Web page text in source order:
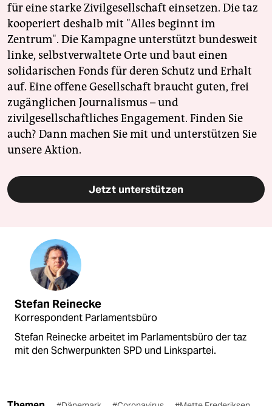
für eine starke Zivilgesellschaft einsetzen. Die taz
kooperiert deshalb mit "Alles beginnt im
Zentrum". Die Kampagne unterstützt bundesweit
linke, selbstverwaltete Orte und baut einen
solidarischen Fonds für deren Schutz und Erhalt
auf. Eine offene Gesellschaft braucht guten, frei
zugänglichen Journalismus – und
zivilgesellschaftliches Engagement. Finden Sie
auch? Dann machen Sie mit und unterstützen Sie
unsere Aktion.
Jetzt unterstützen
Stefan Reinecke
Korrespondent Parlamentsbüro
Stefan Reinecke arbeitet im Parlamentsbüro der taz
mit den Schwerpunkten SPD und Linkspartei.